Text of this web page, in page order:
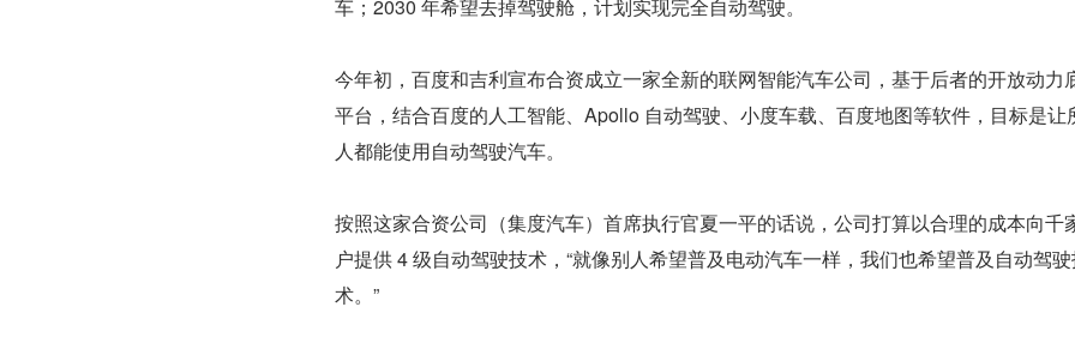
车；2030 年希望去掉驾驶舱，计划实现完全自动驾驶。
今年初，百度和吉利宣布合资成立一家全新的联网智能汽车公司，基于后者的开放动力
平台，结合百度的人工智能、Apollo 自动驾驶、小度车载、百度地图等软件，目标是让
人都能使用自动驾驶汽车。
按照这家合资公司（集度汽车）首席执行官夏一平的话说，公司打算以合理的成本向千
户提供 4 级自动驾驶技术，“就像别人希望普及电动汽车一样，我们也希望普及自动驾
术。”